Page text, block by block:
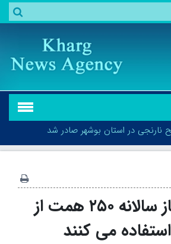
در استان بوشهر صادر شد
در استان بوشهر صادر شد
اتباع غیرمجاز سالانه ۲۵۰ همت از
می کنند